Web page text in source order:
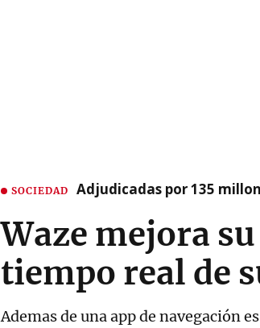
SOCIEDAD Adjudicadas por 135
Waze mejora
tiempo real de
Ademas de una app de navegación